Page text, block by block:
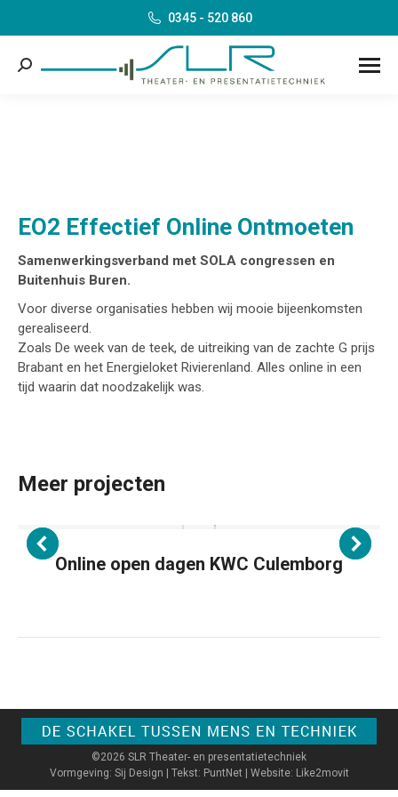
0345 - 520 860
Search:
EO2 Effectief Online Ontmoeten
Samenwerkingsverband met SOLA congressen en
Buitenhuis Buren.
Voor diverse organisaties hebben wij mooie bijeenkomsten
gerealiseerd.
Zoals De week van de teek, de uitreiking van de zachte G prijs
Brabant en het Energieloket Rivierenland. Alles online in een
tijd waarin dat noodzakelijk was.
Meer projecten
Online open dagen KWC Culemborg
©2026 SLR Theater- en presentatietechniek
Vormgeving: Sij Design | Tekst: PuntNet | Website: Like2movit